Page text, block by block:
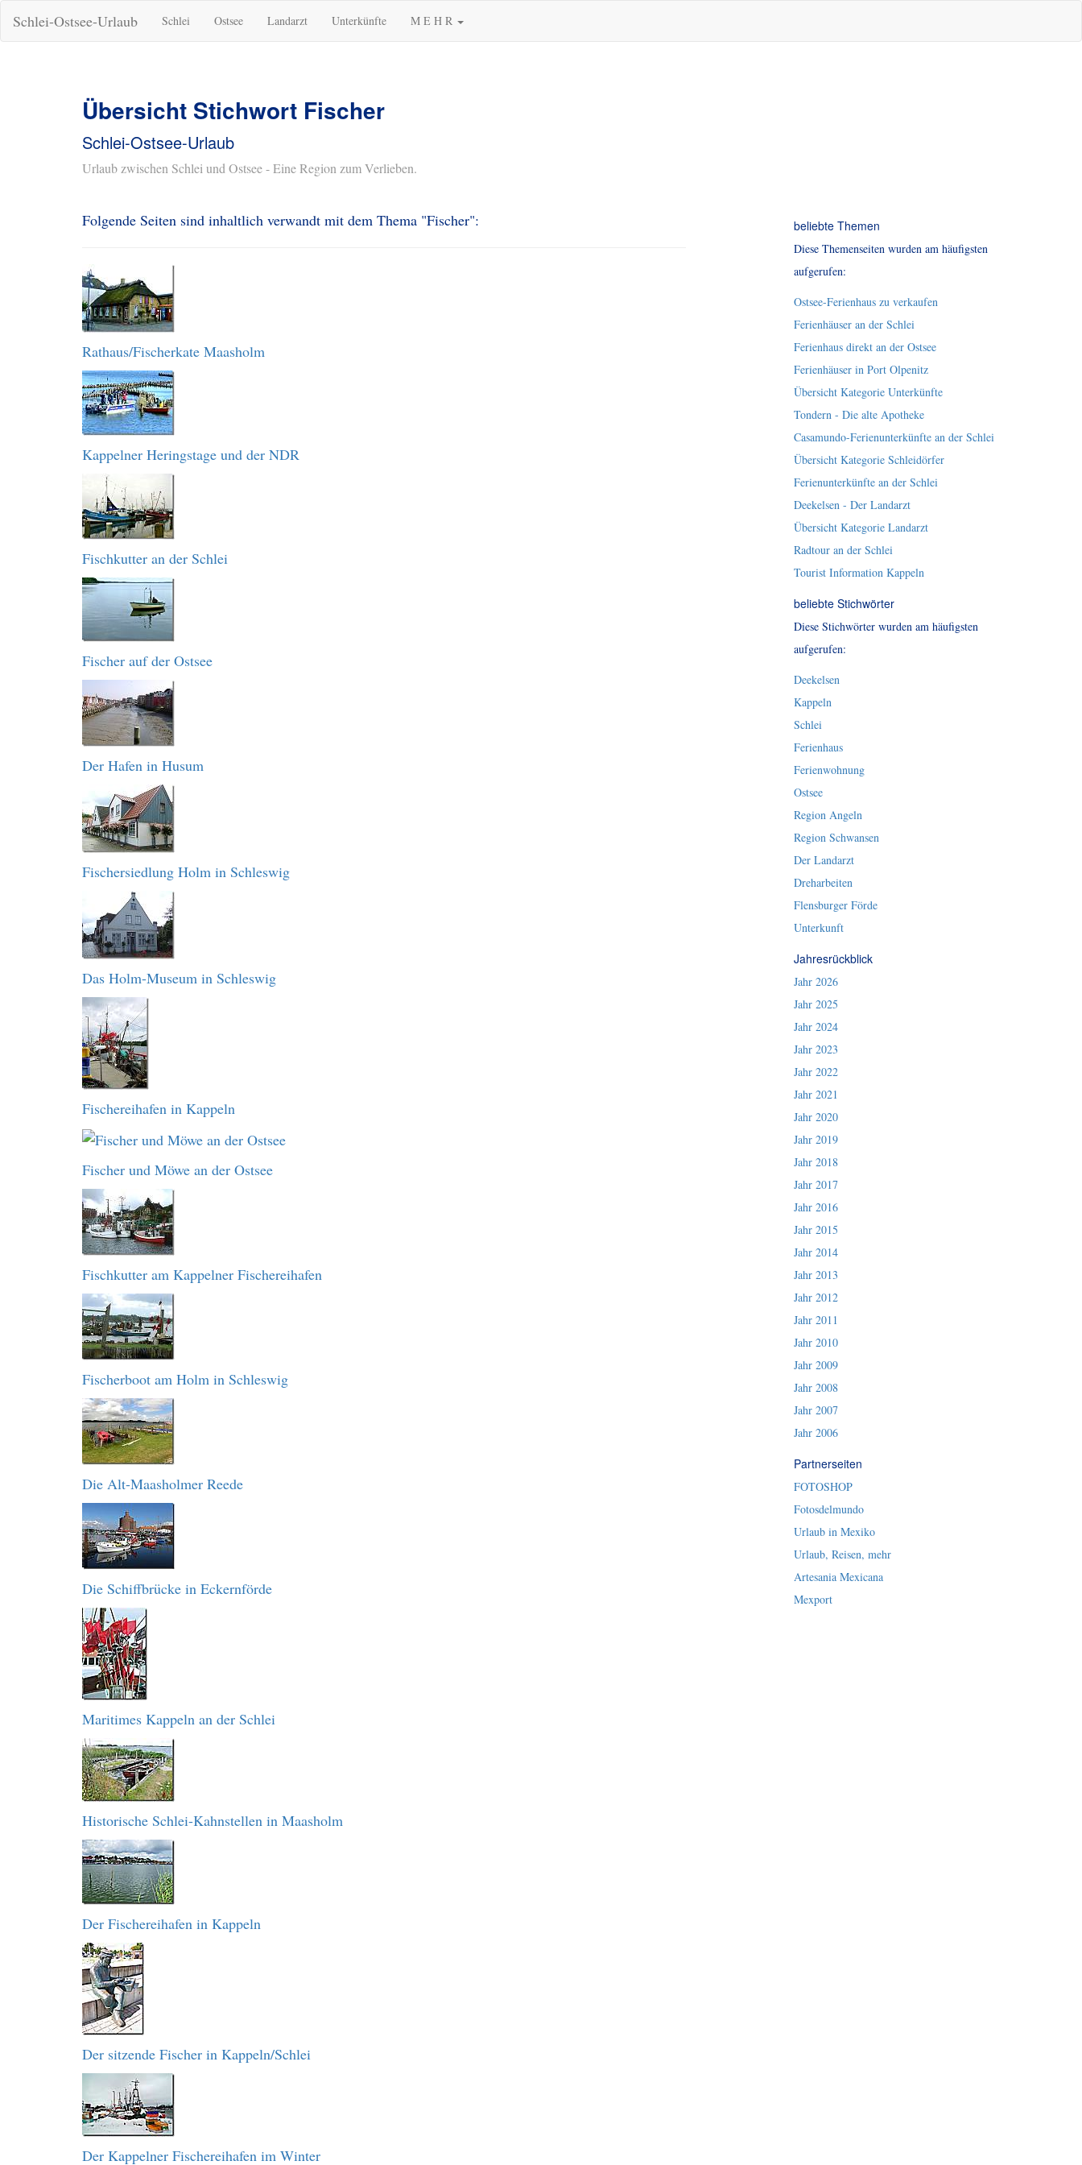
Schlei-Ostsee-Urlaub Schlei Ostsee Landarzt Unterkünfte M E H R
Übersicht Stichwort Fischer
Schlei-Ostsee-Urlaub
Urlaub zwischen Schlei und Ostsee - Eine Region zum Verlieben.
Folgende Seiten sind inhaltlich verwandt mit dem Thema "Fischer":
Rathaus/Fischerkate Maasholm
Kappelner Heringstage und der NDR
Fischkutter an der Schlei
Fischer auf der Ostsee
Der Hafen in Husum
Fischersiedlung Holm in Schleswig
Das Holm-Museum in Schleswig
Fischereihafen in Kappeln
Fischer und Möwe an der Ostsee
Fischkutter am Kappelner Fischereihafen
Fischerboot am Holm in Schleswig
Die Alt-Maasholmer Reede
Die Schiffbrücke in Eckernförde
Maritimes Kappeln an der Schlei
Historische Schlei-Kahnstellen in Maasholm
Der Fischereihafen in Kappeln
Der sitzende Fischer in Kappeln/Schlei
Der Kappelner Fischereihafen im Winter
beliebte Themen
Diese Themenseiten wurden am häufigsten
aufgerufen:
Ostsee-Ferienhaus zu verkaufen
Ferienhäuser an der Schlei
Ferienhaus direkt an der Ostsee
Ferienhäuser in Port Olpenitz
Übersicht Kategorie Unterkünfte
Tondern - Die alte Apotheke
Casamundo-Ferienunterkünfte an der Schlei
Übersicht Kategorie Schleidörfer
Ferienunterkünfte an der Schlei
Deekelsen - Der Landarzt
Übersicht Kategorie Landarzt
Radtour an der Schlei
Tourist Information Kappeln
beliebte Stichwörter
Diese Stichwörter wurden am häufigsten
aufgerufen:
Deekelsen
Kappeln
Schlei
Ferienhaus
Ferienwohnung
Ostsee
Region Angeln
Region Schwansen
Der Landarzt
Dreharbeiten
Flensburger Förde
Unterkunft
Jahresrückblick
Jahr 2026
Jahr 2025
Jahr 2024
Jahr 2023
Jahr 2022
Jahr 2021
Jahr 2020
Jahr 2019
Jahr 2018
Jahr 2017
Jahr 2016
Jahr 2015
Jahr 2014
Jahr 2013
Jahr 2012
Jahr 2011
Jahr 2010
Jahr 2009
Jahr 2008
Jahr 2007
Jahr 2006
Partnerseiten
FOTOSHOP
Fotosdelmundo
Urlaub in Mexiko
Urlaub, Reisen, mehr
Artesania Mexicana
Mexport